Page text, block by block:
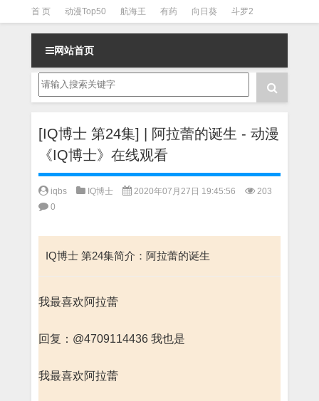
首 页 动漫Top50 航海王 有药 向日葵 斗罗2
斗罗3 火影 一拳超人 柯南 阴阳师 节目清单
网站首页
[IQ博士 第24集] | 阿拉蕾的诞生 - 动漫
《IQ博士》在线观看
iqbs IQ博士 2020年07月27日 19:45:56
203
0
IQ博士 第24集简介：阿拉蕾的诞生
我最喜欢阿拉蕾
回复：@4709114436 我也是
我最喜欢阿拉蕾